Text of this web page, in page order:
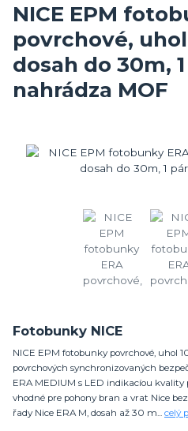
NICE EPM
povrchové, uhol
dosah do 30m,
nahrádza MOF
Fotobunky NICE
NICE EPM fotobunky povrchové, uhol
povrchových synchronizovaných
ERA MEDIUM s LED indikacíou
vhodné pre pohony bran a vrat Nice
řady Nice ERA M, dosah až 30 m... celý